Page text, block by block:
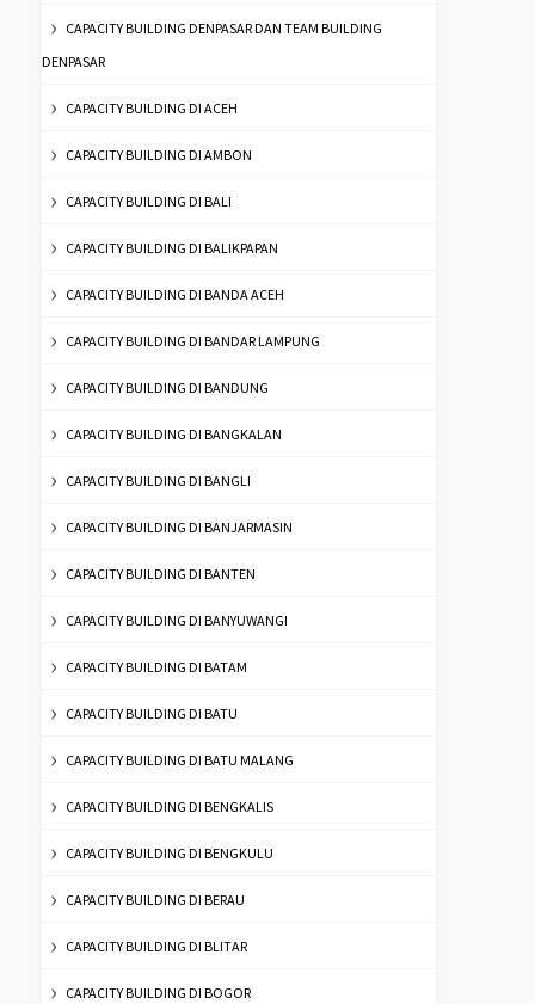
CAPACITY BUILDING DENPASAR DAN TEAM BUILDING
DENPASAR
CAPACITY BUILDING DI ACEH
CAPACITY BUILDING DI AMBON
CAPACITY BUILDING DI BALI
CAPACITY BUILDING DI BALIKPAPAN
CAPACITY BUILDING DI BANDA ACEH
CAPACITY BUILDING DI BANDAR LAMPUNG
CAPACITY BUILDING DI BANDUNG
CAPACITY BUILDING DI BANGKALAN
CAPACITY BUILDING DI BANGLI
CAPACITY BUILDING DI BANJARMASIN
CAPACITY BUILDING DI BANTEN
CAPACITY BUILDING DI BANYUWANGI
CAPACITY BUILDING DI BATAM
CAPACITY BUILDING DI BATU
CAPACITY BUILDING DI BATU MALANG
CAPACITY BUILDING DI BENGKALIS
CAPACITY BUILDING DI BENGKULU
CAPACITY BUILDING DI BERAU
CAPACITY BUILDING DI BLITAR
CAPACITY BUILDING DI BOGOR